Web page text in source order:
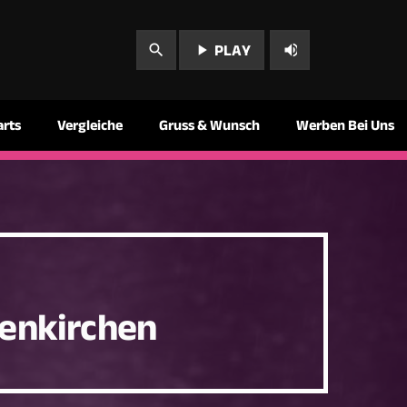
Vergleiche Gruss & Wunsch Werben Bei Uns
search play_arrow PLAY volume_up